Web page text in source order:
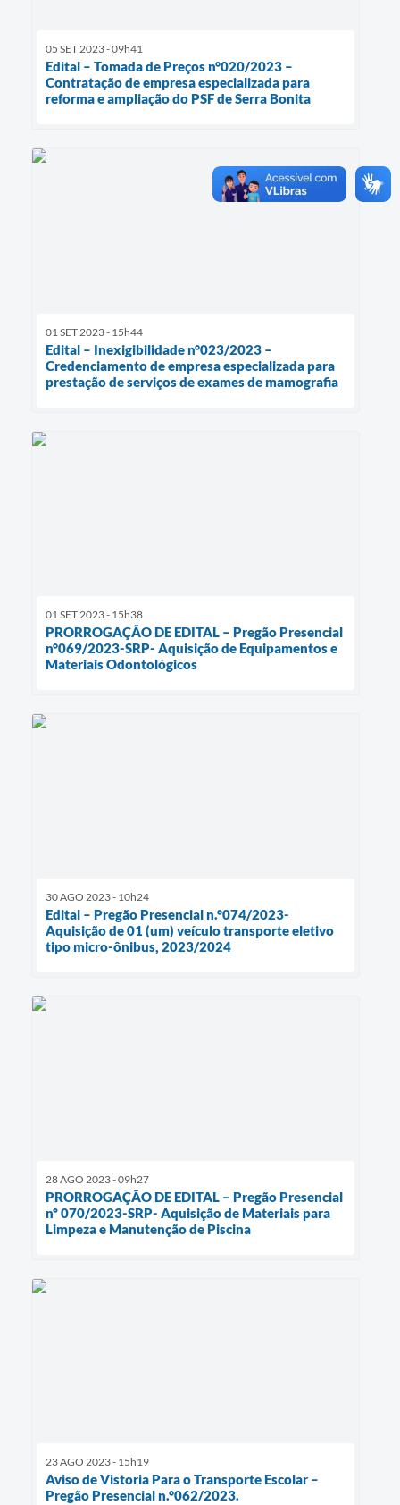
05 SET 2023 - 09h41
Edital – Tomada de Preços n°020/2023 –
Contratação de empresa especializada para
reforma e ampliação do PSF de Serra Bonita
01 SET 2023 - 15h44
Edital – Inexigibilidade n°023/2023 –
Credenciamento de empresa especializada para
prestação de serviços de exames de mamografia
01 SET 2023 - 15h38
PRORROGAÇÃO DE EDITAL – Pregão Presencial
n°069/2023-SRP- Aquisição de Equipamentos e
Materiais Odontológicos
30 AGO 2023 - 10h24
Edital – Pregão Presencial n.°074/2023-
Aquisição de 01 (um) veículo transporte eletivo
tipo micro-ônibus, 2023/2024
28 AGO 2023 - 09h27
PRORROGAÇÃO DE EDITAL – Pregão Presencial
nº 070/2023-SRP- Aquisição de Materiais para
Limpeza e Manutenção de Piscina
23 AGO 2023 - 15h19
Aviso de Vistoria Para o Transporte Escolar –
Pregão Presencial n.°062/2023.